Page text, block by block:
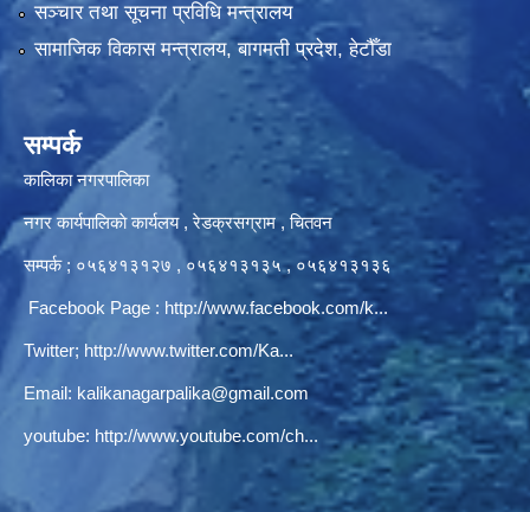
सञ्‍चार तथा सूचना प्रविधि मन्त्रालय
सामाजिक विकास मन्त्रालय, बागमती प्रदेश, हेटौँडा
सम्पर्क
कालिका नगरपालिका
नगर कार्यपालिकाे कार्यलय‍ , रेडक्रसग्राम , चितवन
सम्पर्क ; ०५६४१३१२७ , ०५६४१३१३५ , ०५६४१३१३६
Facebook Page : http://www.facebook.com/k...
Twitter; http://www.twitter.com/Ka...
Email: kalikanagarpalika@gmail.com
youtube: http://www.youtube.com/ch...